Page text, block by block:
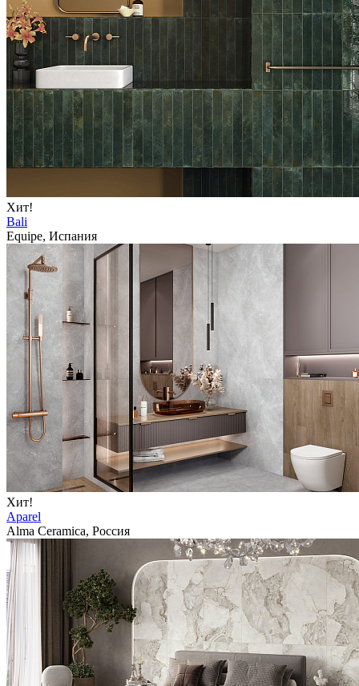
Хит!
Bali
Equipe, Испания
Хит!
Aparel
Alma Ceramica, Россия